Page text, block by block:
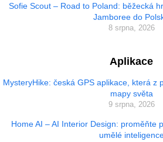
Sofie Scout – Road to Poland: běžecká
Jamboree do
8 srpna, 2026
Aplikace
MysteryHike: česká GPS aplikace, která z
mapy světa
9 srpna, 2026
Home AI – AI Interior Design: proměňte
umělé